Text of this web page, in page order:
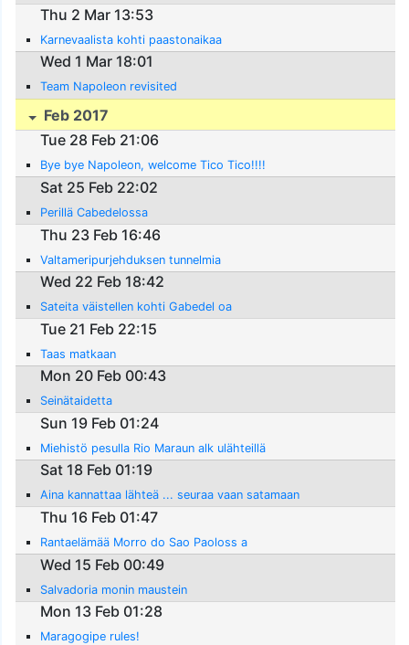
Thu 2 Mar 13:53
Karnevaalista kohti paastonaikaa
Wed 1 Mar 18:01
Team Napoleon revisited
Feb 2017
Tue 28 Feb 21:06
Bye bye Napoleon, welcome Tico Tico!!!!
Sat 25 Feb 22:02
Perillä Cabedelossa
Thu 23 Feb 16:46
Valtameripurjehduksen tunnelmia
Wed 22 Feb 18:42
Sateita väistellen kohti Gabedel oa
Tue 21 Feb 22:15
Taas matkaan
Mon 20 Feb 00:43
Seinätaidetta
Sun 19 Feb 01:24
Miehistö pesulla Rio Maraun alk ulähteillä
Sat 18 Feb 01:19
Aina kannattaa lähteä ... seuraa vaan satamaan
Thu 16 Feb 01:47
Rantaelämää Morro do Sao Paoloss a
Wed 15 Feb 00:49
Salvadoria monin maustein
Mon 13 Feb 01:28
Maragogipe rules!